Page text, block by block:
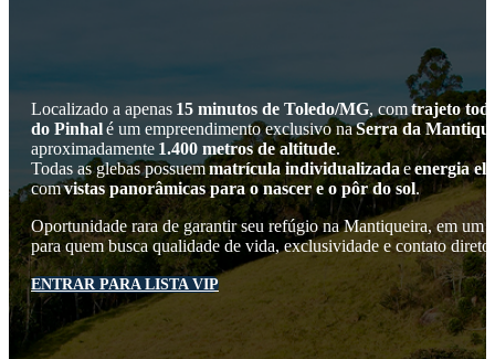
Localizado a apenas 15 minutos de Toledo/MG, comtrajeto
do Pinhalé um empreendimento exclusivo naSerra da
aproximadamente 1.400 metros de altitude.
Todas as glebas possuemmatrícula individualizadaeenergia
comvistas panorâmicas para o nascer e o pôr do sol.
Oportunidade rara de garantir seu refúgio na Mantiqueira, em um
para quem busca qualidade de vida, exclusividade e contato
ENTRAR PARA LISTA VIP